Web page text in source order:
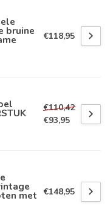
bruine €118,95
€110,42
€93,95
met €148,95